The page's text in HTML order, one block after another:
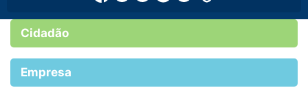
Cidadão
Empresa